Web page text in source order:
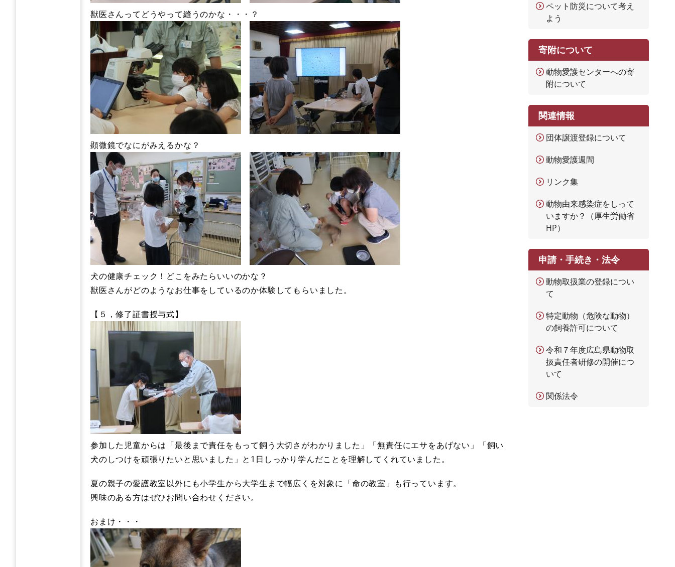
獣医さんってどうやって縫うのかな・・・？
顕微鏡でなにがみえるかな？
犬の健康チェック！どこをみたらいいのかな？
獣医さんがどのようなお仕事をしているのか体験してもらいました。
【５，修了証書授与式】
参加した児童からは「最後まで責任をもって飼う大切さがわかりました」「無責任にエサをあげない」「飼い
犬のしつけを頑張りたいと思いました」と1日しっかり学んだことを理解してくれていました。
夏の親子の愛護教室以外にも小学生から大学生まで幅広くを対象に「命の教室」も行っています。
興味のある方はぜひお問い合わせください。
おまけ・・・
ペット防災について考え
よう
寄附について
動物愛護センターへの寄
附について
関連情報
団体譲渡登録について
動物愛護週間
リンク集
動物由来感染症をしって
いますか？（厚生労働省
HP）
申請・手続き・法令
動物取扱業の登録につい
て
特定動物（危険な動物）
の飼養許可について
令和７年度広島県動物取
扱責任者研修の開催につ
いて
関係法令